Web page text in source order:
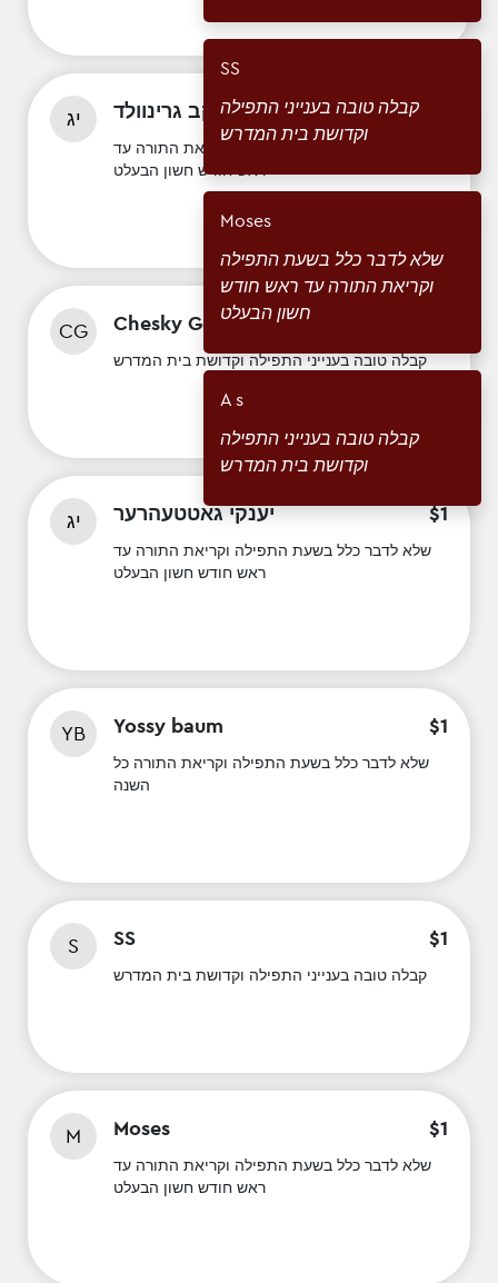
SS
קבלה טובה בענייני התפילה
וקדושת בית המדרש
Moses
שלא לדבר כלל בשעת התפילה
וקריאת התורה עד ראש חודש
חשון הבעלט
A s
קבלה טובה בענייני התפילה
וקדושת בית המדרש
יג יעקב גרינוולד
שלא לדבר כלל בשעת התפילה וקריאת התורה עד
ראש חודש חשון הבעלט
CG Chesky Goldberger
קבלה טובה בענייני התפילה וקדושת בית המדרש
יג יענקי גאטטעהרער $1
שלא לדבר כלל בשעת התפילה וקריאת התורה עד
ראש חודש חשון הבעלט
YB Yossy baum $1
שלא לדבר כלל בשעת התפילה וקריאת התורה כל
השנה
S SS $1
קבלה טובה בענייני התפילה וקדושת בית המדרש
M Moses $1
שלא לדבר כלל בשעת התפילה וקריאת התורה עד
ראש חודש חשון הבעלט